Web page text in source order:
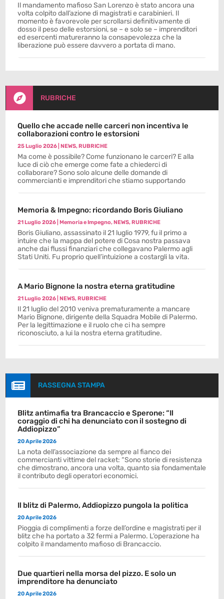
Il mandamento mafioso San Lorenzo è stato ancora una
volta colpito dall’azione di magistrati e carabinieri. Il
momento è favorevole per scrollarsi definitivamente di
dosso il peso delle estorsioni, se – e solo se – imprenditori
ed esercenti matureranno la consapevolezza che la
liberazione può essere davvero a portata di mano.
 RUBRICHE
Quello che accade nelle carceri non incentiva le
collaborazioni contro le estorsioni
25 Luglio 2026 |NEWS,RUBRICHE
Ma come è possibile? Come funzionano le carceri? E alla
luce di ciò che emerge come fate a chiederci di
collaborare? Sono solo alcune delle domande di
commercianti e imprenditori che stiamo supportando
Memoria & Impegno: ricordando Boris Giuliano
21 Luglio 2026 |Memoria e Impegno,NEWS,RUBRICHE
Boris Giuliano, assassinato il 21 luglio 1979, fu il primo a
intuire che la mappa del potere di Cosa nostra passava
anche dai flussi finanziari che collegavano Palermo agli
Stati Uniti. Fu proprio quell’intuizione a costargli la vita.
A Mario Bignone la nostra eterna gratitudine
21 Luglio 2026 |NEWS,RUBRICHE
Il 21 luglio del 2010 veniva prematuramente a mancare
Mario Bignone, dirigente della Squadra Mobile di Palermo.
Per la legittimazione e il ruolo che ci ha sempre
riconosciuto, a lui la nostra eterna gratitudine.
 RASSEGNA STAMPA
Blitz antimafia tra Brancaccio e Sperone: “Il
coraggio di chi ha denunciato con il sostegno di
Addiopizzo”
20 Aprile 2026
La nota dell’associazione da sempre al fianco dei
commercianti vittime del racket: “Sono storie di resistenza
che dimostrano, ancora una volta, quanto sia fondamentale
il contributo degli operatori economici.
Il blitz di Palermo, Addiopizzo pungola la politica
20 Aprile 2026
Pioggia di complimenti a forze dell’ordine e magistrati per il
blitz che ha portato a 32 fermi a Palermo. L’operazione ha
colpito il mandamento mafioso di Brancaccio.
Due quartieri nella morsa del pizzo. E solo un
imprenditore ha denunciato
20 Aprile 2026